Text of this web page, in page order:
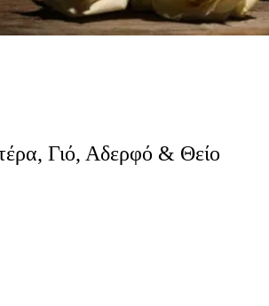
Γιό, Αδερφό & Θείο